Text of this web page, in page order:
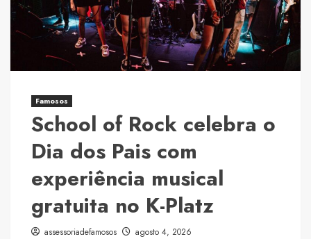
livro
“Homo
Longevus”
e
debate
os
desafios
uma
sociedade
Famosos
School of Rock celebra o
Dia dos Pais com
experiência musical
gratuita no K-Platz
assessoriadefamosos agosto 4, 2026